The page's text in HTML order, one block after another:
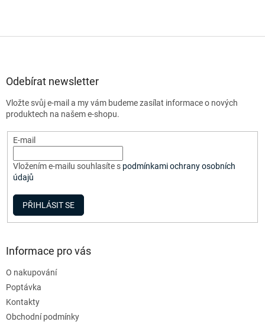
Odebírat newsletter
Vložte svůj e-mail a my vám budeme zasílat informace o nových
produktech na našem e-shopu.
E-mail
Vložením e-mailu souhlasíte s podmínkami ochrany osobních
údajů
PŘIHLÁSIT SE
Informace pro vás
O nakupování
Poptávka
Kontakty
Obchodní podmínky